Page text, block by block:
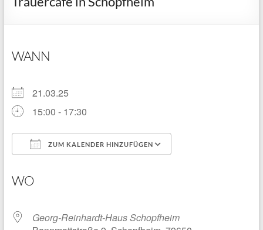
WANN
21.03.25
15:00 - 17:30
ZUM KALENDER HINZUFÜGEN
WO
Georg-Reinhardt-Haus Schopfheim